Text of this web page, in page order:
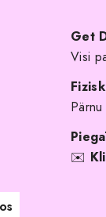
Get
Visi
✉️